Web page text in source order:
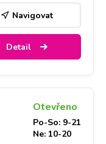
Navigovat
Detail
Otevřeno
Po-So: 9-21
Ne: 10-20